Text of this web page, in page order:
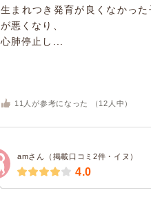
生まれつき発育が良くなかっ
が悪くなり、
心肺停止し...
11 人が参考になった （ 12 人中）
amさん（掲載口コミ2件・イヌ）
4.0